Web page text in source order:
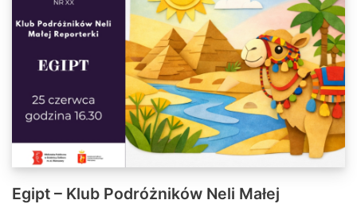
Egipt – Klub Podróżników Neli Małej